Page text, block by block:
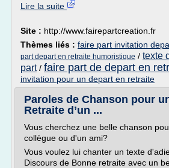
Lire la suite
Site : http://www.fairepartcreation.fr
Thèmes liés : faire part invitation
part depart en retraite humoristique / texte
part/ faire part de depart en
invitation pour un depart en retraite
Paroles de Chanson pour
Retraite d’un ...
Vous cherchez une belle chanson
collègue ou d'un ami?
Vous voulez lui chanter un texte
Discours de Bonne retraite avec un